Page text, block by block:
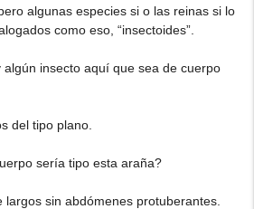
algunas especies si o las reinas si lo
como eso, “insectoides”.
algún insecto aquí que sea de cuerpo
del tipo plano.
sería tipo esta araña?
largos sin abdómenes protuberantes.